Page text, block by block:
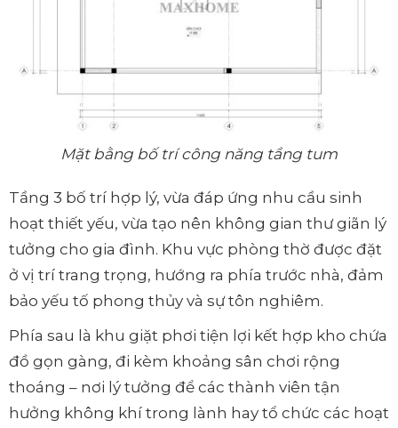
Mặt bằng bố trí công năng tầng tum
Tầng 3 bố trí hợp lý, vừa đáp ứng nhu cầu sinh
hoạt thiết yếu, vừa tạo nên không gian thư giãn lý
tưởng cho gia đình. Khu vực phòng thờ được đặt
ở vị trí trang trọng, hướng ra phía trước nhà, đảm
bảo yếu tố phong thủy và sự tôn nghiêm.
Phía sau là khu giặt phơi tiện lợi kết hợp kho chứa
đồ gọn gàng, đi kèm khoảng sân chơi rộng
thoáng – nơi lý tưởng để các thành viên tận
hưởng không khí trong lành hay tổ chức các hoạt